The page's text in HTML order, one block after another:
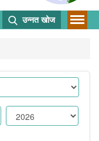
उन्नत खोज